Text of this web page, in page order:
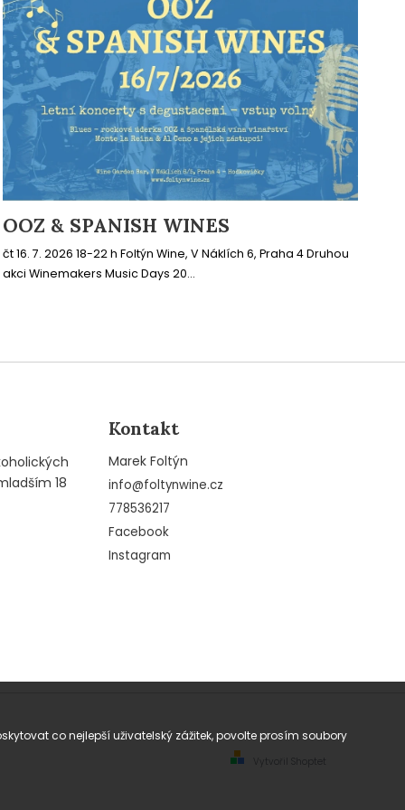
co nejlepší uživatelský zážitek, povolte prosím soubory
OOZ & SPANISH WINES
čt 16. 7. 2026 18-22 h Foltýn Wine, V Náklích 6, Praha 4 Druhou
akci Winemakers Music Days 20...
18
Kontakt
Marek Foltýn
info@foltynwine.cz
778536217
Facebook
Instagram
Vytvořil Shoptet